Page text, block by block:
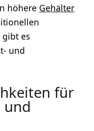
höhere Gehälter
gibt es
und
für
und